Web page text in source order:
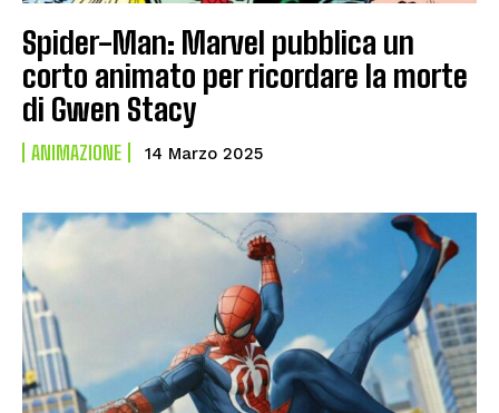
Spider-Man: Marvel pubblica un
corto animato per ricordare la morte
di Gwen Stacy
ANIMAZIONE 14 Marzo 2025